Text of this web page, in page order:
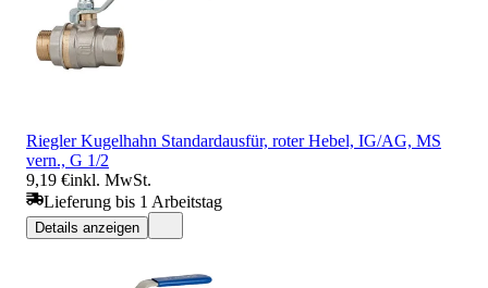
Riegler Kugelhahn Standardausfür, roter Hebel, IG/AG, MS
vern., G 1/2
9,19 €inkl. MwSt.
Lieferung bis 1 Arbeitstag
Details anzeigen